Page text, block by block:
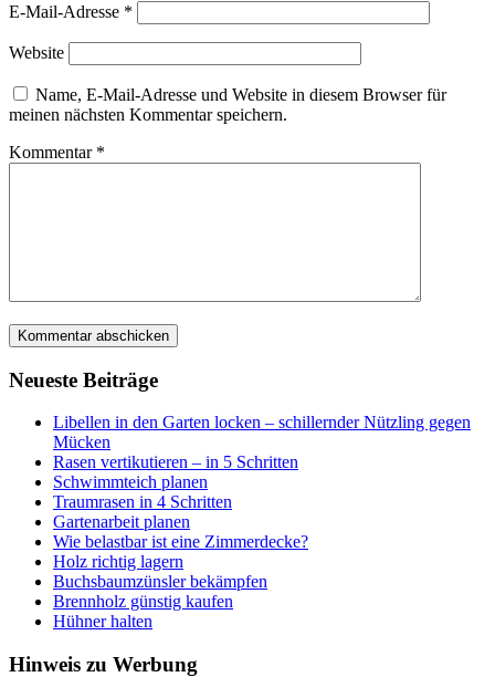
E-Mail-Adresse *
Website
Name, E-Mail-Adresse und Website in diesem Browser für
meinen nächsten Kommentar speichern.
Kommentar *
Neueste Beiträge
Libellen in den Garten locken – schillernder Nützling gegen
Mücken
Rasen vertikutieren – in 5 Schritten
Schwimmteich planen
Traumrasen in 4 Schritten
Gartenarbeit planen
Wie belastbar ist eine Zimmerdecke?
Holz richtig lagern
Buchsbaumzünsler bekämpfen
Brennholz günstig kaufen
Hühner halten
Hinweis zu Werbung